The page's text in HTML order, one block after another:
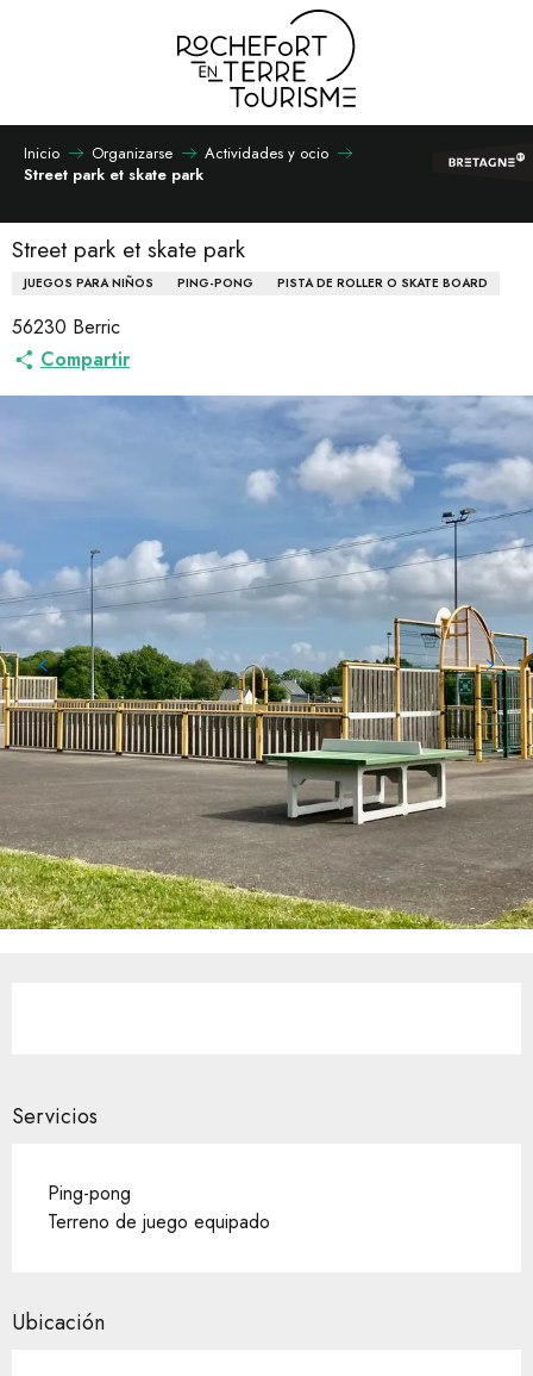
Inicio Organizarse
Actividades y ocio
Street park et skate park
Street park et skate park
JUEGOS PARA NIÑOS PING-PONG PISTA DE ROLLER O SKATE BOARD
56230 Berric
Compartir
Servicios
Ping-pong
Terreno de juego equipado
Ubicación